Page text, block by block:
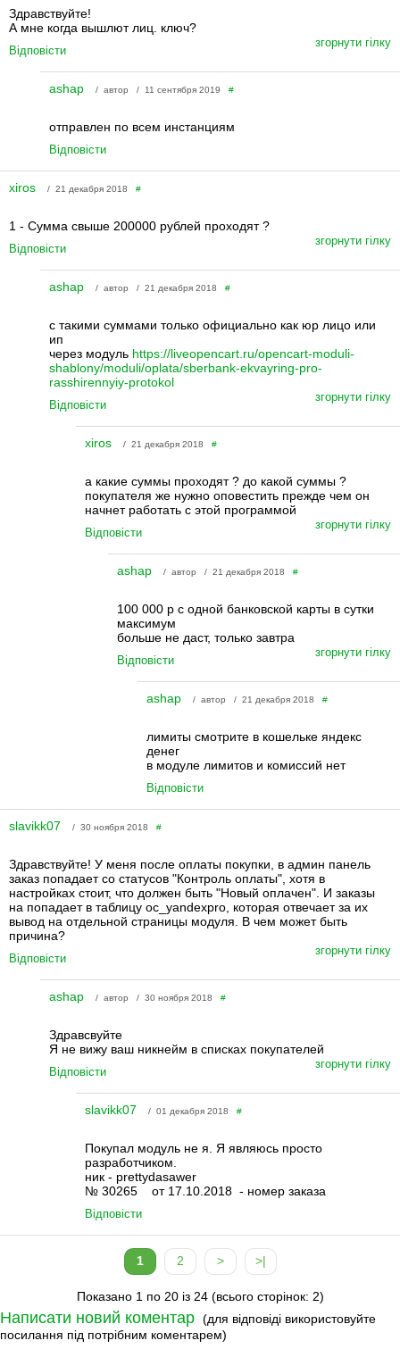
Здравствуйте!
А мне когда вышлют лиц. ключ?
Відповісти
згорнути гілку
ashap / автор / 11 сентября 2019 #
отправлен по всем инстанциям
Відповісти
xiros / 21 декабря 2018 #
1 - Сумма свыше 200000 рублей проходят ?
Відповісти
згорнути гілку
ashap / автор / 21 декабря 2018 #
с такими суммами только официально как юр лицо или
ип
через модуль https://liveopencart.ru/opencart-moduli-
shablony/moduli/oplata/sberbank-ekvayring-pro-
rasshirennyiy-protokol
Відповісти
згорнути гілку
xiros / 21 декабря 2018#
а какие суммы проходят ? до какой суммы ?
покупателя же нужно оповестить прежде чем он
начнет работать с этой программой
Відповісти
згорнути гілку
ashap / автор / 21 декабря 2018#
100 000 р с одной банковской карты в сутки
максимум
больше не даст, только завтра
Відповісти
згорнути гілку
ashap / автор / 21 декабря 2018#
лимиты смотрите в кошельке яндекс
денег
в модуле лимитов и комиссий нет
Відповісти
slavikk07 / 30 ноября 2018 #
Здравствуйте! У меня после оплаты покупки, в админ панель
заказ попадает со статусов "Контроль оплаты", хотя в
настройках стоит, что должен быть "Новый оплачен". И заказы
на попадает в таблицу oc_yandexpro, которая отвечает за их
вывод на отдельной страницы модуля. В чем может быть
причина?
Відповісти
згорнути гілку
ashap / автор / 30 ноября 2018 #
Здравсвуйте
Я не вижу ваш никнейм в списках покупателей
Відповісти
згорнути гілку
slavikk07 / 01 декабря 2018#
Покупал модуль не я. Я являюсь просто
разработчиком.
ник - prettydasawer
№ 30265 от 17.10.2018 - номер заказа
Відповісти
1 2 > >|
Показано 1 по 20 із 24 (всього сторінок: 2)
Написати новий коментар (для відповіді використовуйте
посилання під потрібним коментарем)